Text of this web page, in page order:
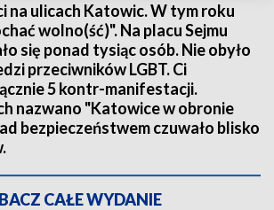
na ulicach Katowic. W tym roku
wolno(ść)". Na placu Sejmu
się ponad tysiąc osób. Nie obyło
przeciwników LGBT. Ci
5 kontr-manifestacji.
nazwano "Katowice w obronie
bezpieczeństwem czuwało blisko
CAŁE WYDANIE